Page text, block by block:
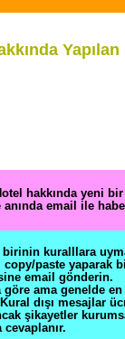
Yapılan
hakkında yeni bir
email ile
kuralllara
paste yaparak
email gönderin.
ama genelde
dışı mesajlar
şikayetler